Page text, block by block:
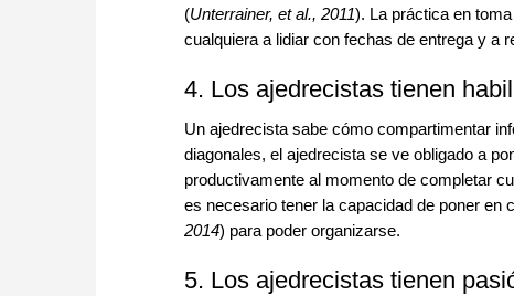
(Unterrainer, et al., 2011). La práctica en
cualquiera a lidiar con fechas de entrega y a
4. Los ajedrecistas tienen
Un ajedrecista sabe cómo compartimentar
diagonales, el ajedrecista se ve obligado a
productivamente al momento de completar
es necesario tener la capacidad de poner en
2014) para poder organizarse.
5. Los ajedrecistas tienen